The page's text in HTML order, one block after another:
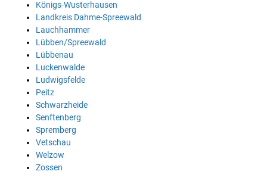
Königs-Wusterhausen
Landkreis Dahme-Spreewald
Lauchhammer
Lübben/Spreewald
Lübbenau
Luckenwalde
Ludwigsfelde
Peitz
Schwarzheide
Senftenberg
Spremberg
Vetschau
Welzow
Zossen